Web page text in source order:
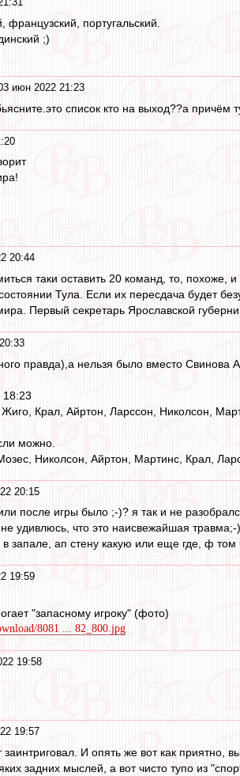
французский, португальский.
;)
июн 2022 21:23
список кто на выход??а причём
20:44
таки оставить 20 команд, то, похоже,
Тула. Если их пересдача будет
Первый секретарь Ярославской
правда),а нельзя было вместо Свинова
Крал, Айртон, Ларссон, Николсон,
можно.
Николсон, Айртон, Мартинс, Крал,
20:15
после игры было ;-)? я так и не
удивлюсь, что это наисвежайшая травма;-)
в запале, ап стену какую или еще где, ф
19:59
"запасному игроку" (фото)
8081 ... 82_800.jpg
19:58
19:57
И опять же вот как приятно,
задних мыслей, а вот чисто тупо из